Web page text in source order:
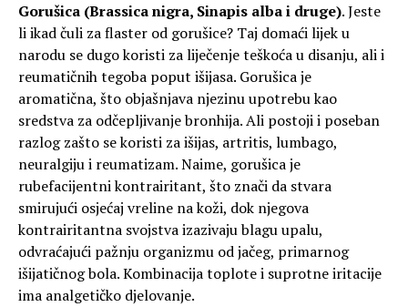
Gorušica (Brassica nigra, Sinapis alba i druge). Jeste
li ikad čuli za flaster od gorušice? Taj domaći lijek u
narodu se dugo koristi za liječenje teškoća u disanju, ali i
reumatičnih tegoba poput išijasa. Gorušica je
aromatična, što objašnjava njezinu upotrebu kao
sredstva za odčepljivanje bronhija. Ali postoji i poseban
razlog zašto se koristi za išijas, artritis, lumbago,
neuralgiju i reumatizam. Naime, gorušica je
rubefacijentni kontrairitant, što znači da stvara
smirujući osjećaj vreline na koži, dok njegova
kontrairitantna svojstva izazivaju blagu upalu,
odvraćajući pažnju organizmu od jačeg, primarnog
išijatičnog bola. Kombinacija toplote i suprotne iritacije
ima analgetičko djelovanje.